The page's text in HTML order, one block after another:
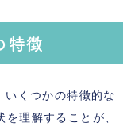
特徴
くつかの特徴的な
理解することが、